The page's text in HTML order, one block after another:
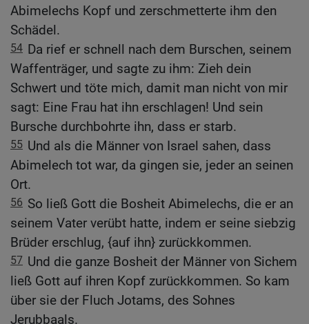
Abimelechs Kopf und zerschmetterte ihm den
Schädel.
54 Da rief er schnell nach dem Burschen, seinem
Waffenträger, und sagte zu ihm: Zieh dein
Schwert und töte mich, damit man nicht von mir
sagt: Eine Frau hat ihn erschlagen! Und sein
Bursche durchbohrte ihn, dass er starb.
55 Und als die Männer von Israel sahen, dass
Abimelech tot war, da gingen sie, jeder an seinen
Ort.
56 So ließ Gott die Bosheit Abimelechs, die er an
seinem Vater verübt hatte, indem er seine siebzig
Brüder erschlug, {auf ihn} zurückkommen.
57 Und die ganze Bosheit der Männer von Sichem
ließ Gott auf ihren Kopf zurückkommen. So kam
über sie der Fluch Jotams, des Sohnes
Jerubbaals.